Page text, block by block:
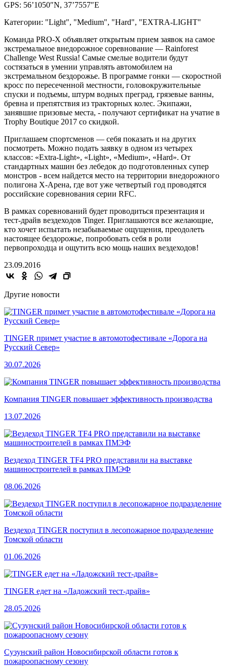
GPS: 56’1050″N, 37’7557″E
Категории: "Light", "Medium", "Hard", "EXTRA-LIGHT"
Команда PRO-X объявляет открытым прием заявок на самое
экстремальное внедорожное соревнование — Rainforest
Challenge West Russia! Самые смелые водители будут
состязаться в умении управлять автомобилем на
экстремальном бездорожье. В программе гонки — скоростной
кросс по пересеченной местности, головокружительные
спуски и подъемы, штурм водных преград, грязевые ванны,
бревна и препятствия из тракторных колес. Экипажи,
занявшие призовые места, - получают сертификат на учатие в
Trophy Boutique 2017 со скидкой.
Приглашаем спортсменов — себя показать и на других
посмотреть. Можно подать заявку в одном из четырех
классов: «Extra-Light», «Light», «Medium», «Hard». От
стандартных машин без лебедок до подготовленных супер
монстров - всем найдется место на территории внедорожного
полигона Х-Арена, где вот уже четвертый год проводятся
российские соревнования серии RFC.
В рамках соревнований будет проводиться презентация и
тест-драйв вездеходов Tinger. Приглашаются все желающие,
кто хочет испытать незабываемые ощущения, преодолеть
настоящее бездорожье, попробовать себя в роли
первопроходца и ощутить всю мощь наших вездеходов!
23.09.2016
Другие новости
TINGER примет участие в автомотофестивале «Дорога на
Русский Север»
30.07.2026
Компания TINGER повышает эффективность производства
13.07.2026
Вездеход TINGER TF4 PRO представили на выставке
машиностроителей в рамках ПМЭФ
08.06.2026
Вездеход TINGER поступил в лесопожарное подразделение
Томской области
01.06.2026
TINGER едет на «Ладожский тест-драйв»
28.05.2026
Сузунский район Новосибирской области готов к
пожароопасному сезону